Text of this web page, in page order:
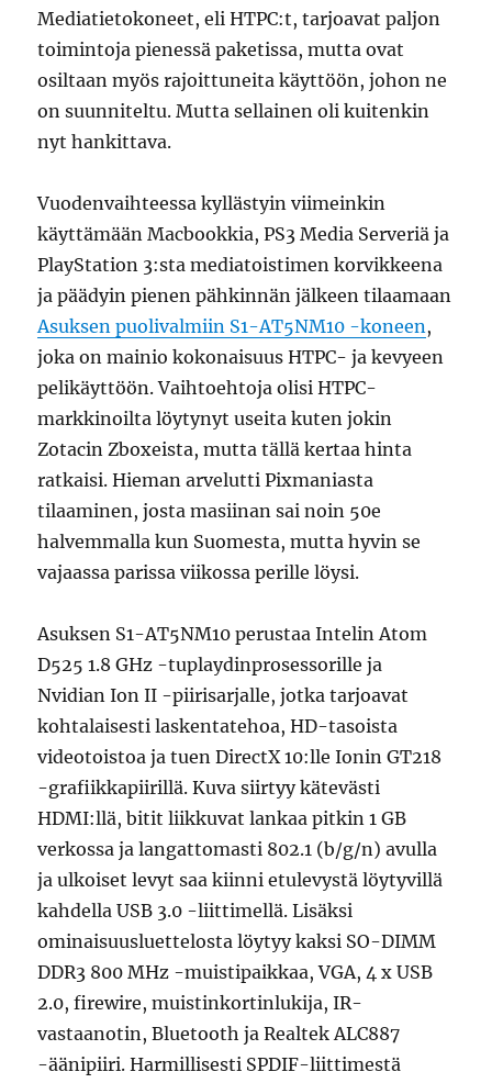
Mediatietokoneet, eli HTPC:t, tarjoavat paljon
toimintoja pienessä paketissa, mutta ovat
osiltaan myös rajoittuneita käyttöön, johon ne
on suunniteltu. Mutta sellainen oli kuitenkin
nyt hankittava.
Vuodenvaihteessa kyllästyin viimeinkin
käyttämään Macbookkia, PS3 Media Serveriä ja
PlayStation 3:sta mediatoistimen korvikkeena
ja päädyin pienen pähkinnän jälkeen tilaamaan
Asuksen puolivalmiin S1-AT5NM10 -koneen,
joka on mainio kokonaisuus HTPC- ja kevyeen
pelikäyttöön. Vaihtoehtoja olisi HTPC-
markkinoilta löytynyt useita kuten jokin
Zotacin Zboxeista, mutta tällä kertaa hinta
ratkaisi. Hieman arvelutti Pixmaniasta
tilaaminen, josta masiinan sai noin 50e
halvemmalla kun Suomesta, mutta hyvin se
vajaassa parissa viikossa perille löysi.
Asuksen S1-AT5NM10 perustaa Intelin Atom
D525 1.8 GHz -tuplaydinprosessorille ja
Nvidian Ion II -piirisarjalle, jotka tarjoavat
kohtalaisesti laskentatehoa, HD-tasoista
videotoistoa ja tuen DirectX 10:lle Ionin GT218
-grafiikkapiirillä. Kuva siirtyy kätevästi
HDMI:llä, bitit liikkuvat lankaa pitkin 1 GB
verkossa ja langattomasti 802.1 (b/g/n) avulla
ja ulkoiset levyt saa kiinni etulevystä löytyvillä
kahdella USB 3.0 -liittimellä. Lisäksi
ominaisuusluettelosta löytyy kaksi SO-DIMM
DDR3 800 MHz -muistipaikkaa, VGA, 4 x USB
2.0, firewire, muistinkortinlukija, IR-
vastaanotin, Bluetooth ja Realtek ALC887
-äänipiiri. Harmillisesti SPDIF-liittimestä